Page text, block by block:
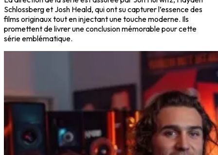
Schlossberg et Josh Heald, qui ont su capturer l’essence des
films originaux tout en injectant une touche moderne. Ils
promettent de livrer une conclusion mémorable pour cette
série emblématique.